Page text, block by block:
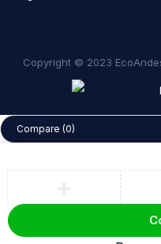
Copyright © 2023
Compare (0)